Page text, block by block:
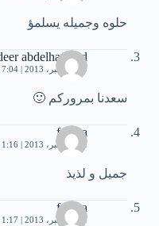
حلوه وجميله يسلمؤ
abdelhameed
19 ديسمبر، 2013 | 7:04 ص
سعدنا بمروركم 🙂
fadwa
21 ديسمبر، 2013 | 1:16 م
جميل و لذيذ
fadwa
21 ديسمبر، 2013 | 1:17 م